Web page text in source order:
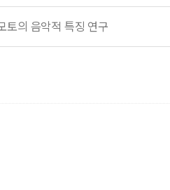
토의 음악적 특징 연구